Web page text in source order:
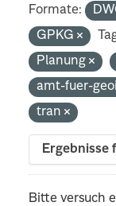
Formate:
GPKG
Planung
amt-fuer-
tran
Ergebnisse
Bitte versuch